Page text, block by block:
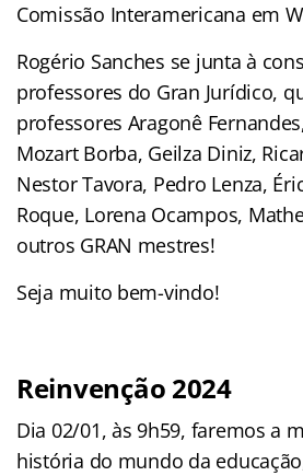
Comissão Interamericana em
Rogério Sanches se junta à
professores do Gran Jurídico,
professores Aragonê
Mozart Borba, Geilza Diniz,
Nestor Tavora, Pedro Lenza,
Roque, Lorena Ocampos,
outros GRAN mestres!
Seja muito bem-vindo!
Reinvenção 2024
Dia 02/01, às 9h59, faremos a
história do mundo da